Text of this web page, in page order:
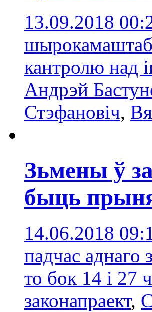
13.09.2018
кантролю над
Андрэй
Стэфановіч,
Зьмены ў
быць
14.06.2018
падчас аднаго
то бок 14 і 27
законапраект,